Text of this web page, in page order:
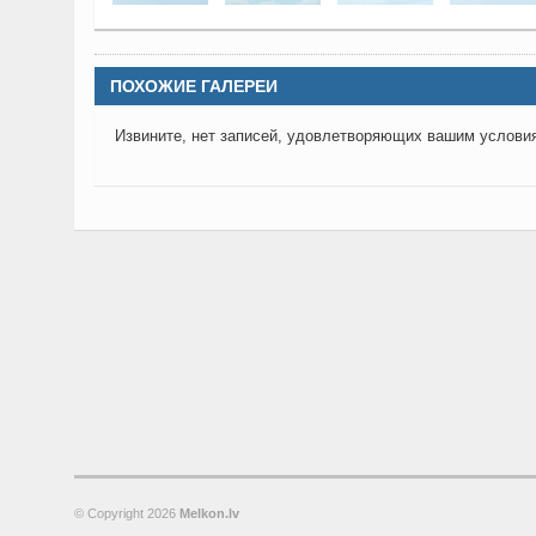
ПОХОЖИЕ ГАЛЕРЕИ
Извините, нет записей, удовлетворяющих вашим
© Copyright 2026 Melkon.lv